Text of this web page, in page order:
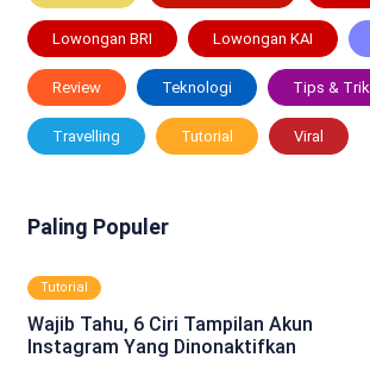
Lowongan BRI Lowongan KAI
Review Teknologi Tips & Trik
Travelling Tutorial Viral
Paling Populer
Tutorial
Wajib Tahu, 6 Ciri Tampilan Akun
Instagram Yang Dinonaktifkan